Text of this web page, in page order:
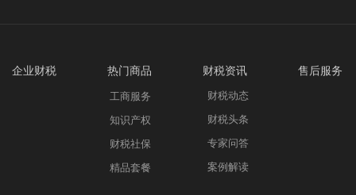
企业财税 热门商品 财税资讯 售后服务
财税动态
财税头条
专家问答
案例解读
工商服务
知识产权
财税社保
精品套餐